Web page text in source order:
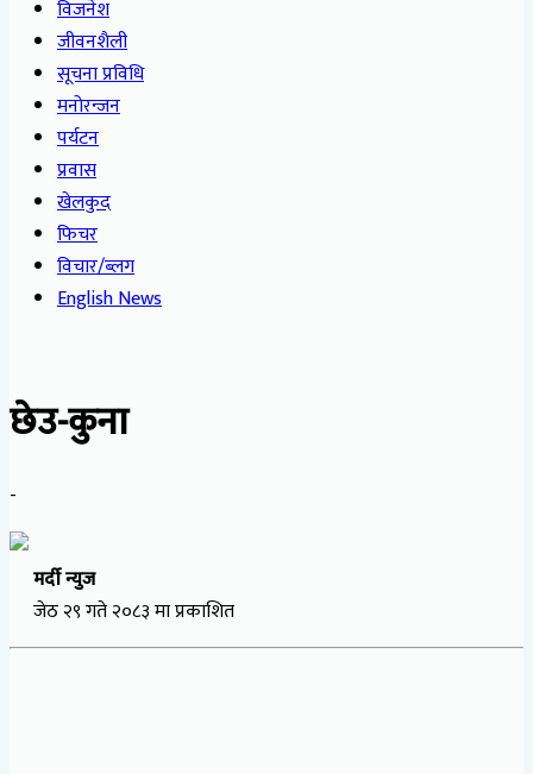
विजनेश
जीवनशैली
सूचना प्रविधि
मनोरन्जन
पर्यटन
प्रवास
खेलकुद
फिचर
विचार/ब्लग
English News
छेउ-कुना
-
मर्दी न्युज
जेठ २९ गते २०८३ मा प्रकाशित